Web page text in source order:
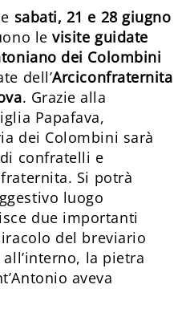
sabati, 21 e 28 giugno
levisite guidate
dei Colombini
dell’Arciconfraternita
. Grazie alla
Papafava,
dei Colombini sarà
confratelli e
Si potrà
luogo
due importanti
del breviario
la pietra
aveva